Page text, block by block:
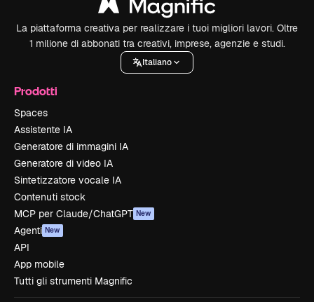
La piattaforma creativa per realizzare i tuoi migliori lavori. Oltre
1 milione di abbonati tra creativi, imprese, agenzie e studi.
Italiano
Prodotti
Spaces
Assistente IA
Generatore di immagini IA
Generatore di video IA
Sintetizzatore vocale IA
Contenuti stock
MCP per Claude/ChatGPT New
Agenti New
API
App mobile
Tutti gli strumenti Magnific